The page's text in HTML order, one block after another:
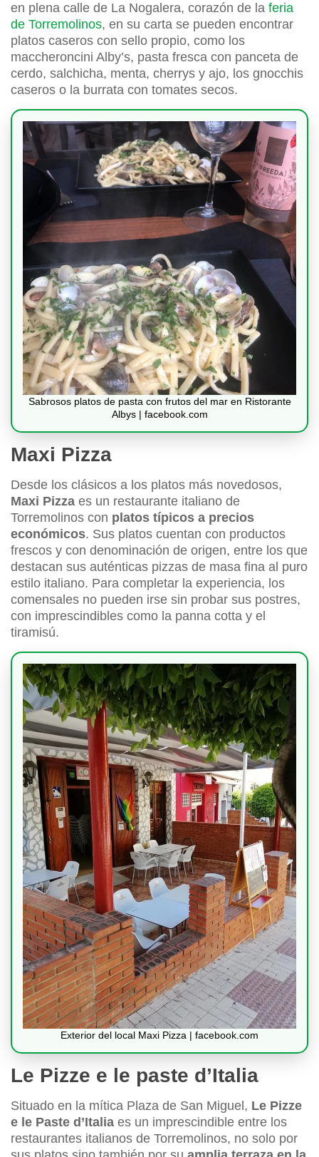
en plena calle de La Nogalera, corazón de la feria
de Torremolinos, en su carta se pueden encontrar
platos caseros con sello propio, como los
maccheroncini Alby’s, pasta fresca con panceta de
cerdo, salchicha, menta, cherrys y ajo, los gnocchis
caseros o la burrata con tomates secos.
Sabrosos platos de pasta con frutos del mar en Ristorante
Albys | facebook.com
Maxi Pizza
Desde los clásicos a los platos más novedosos,
Maxi Pizza es un restaurante italiano de
Torremolinos con platos típicos a precios
económicos. Sus platos cuentan con productos
frescos y con denominación de origen, entre los que
destacan sus auténticas pizzas de masa fina al puro
estilo italiano. Para completar la experiencia, los
comensales no pueden irse sin probar sus postres,
con imprescindibles como la panna cotta y el
tiramisú.
Exterior del local Maxi Pizza | facebook.com
Le Pizze e le paste d’Italia
Situado en la mítica Plaza de San Miguel, Le Pizze
e le Paste d’Italia es un imprescindible entre los
restaurantes italianos de Torremolinos, no solo por